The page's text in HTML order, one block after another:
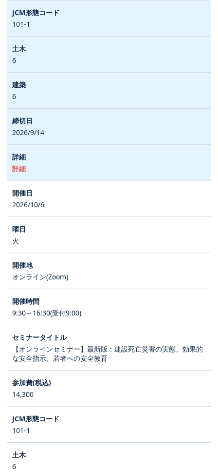
101-1
6
6
2026/9/14
詳細
2026/10/6
火
オンライン(Zoom)
9:30～16:30(受付9:00)
【オンラインセミナー】最新版：建設死亡災害の実態、効果的
な安全指示、若者への安全教育
14,300
101-1
6